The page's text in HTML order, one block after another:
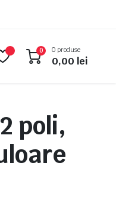
0 0 produse
0,00 lei
poli,